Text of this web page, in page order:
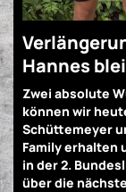
Hannes
Zwei absolute
können wir
Schüttemeyer
Family erhalten
in der 2.
über die